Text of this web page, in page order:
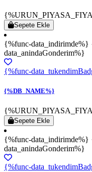
Sepete Ekle
{%func-
data_anindaGonderim%}
{%func-
{%DB_NAME%}
Sepete Ekle
{%func-
data_anindaGonderim%}
{%func-